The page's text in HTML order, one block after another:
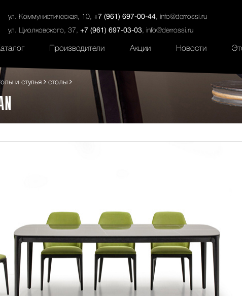
ул. Коммунистическая, 10, +7 (961) 697-00-44, info@derrossi.ru
ул. Циолковского, 37, +7 (961) 697-03-03, info@derrossi.ru
Контакты Салоны Услуги Наши проекты
Производители Акции Новости
и стулья столы